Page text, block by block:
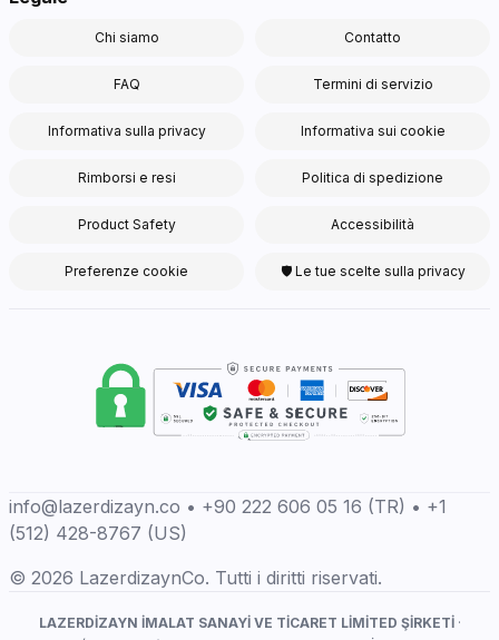
Chi siamo Contatto
FAQ Termini di servizio
Informativa sulla privacy Informativa sui cookie
Rimborsi e resi Politica di spedizione
Product Safety Accessibilità
Preferenze cookie 🛡 Le tue scelte sulla privacy
info@lazerdizayn.co • +90 222 606 05 16 (TR) • +1
(512) 428-8767 (US)
© 2026 LazerdizaynCo. Tutti i diritti riservati.
LAZERDİZAYN İMALAT SANAYİ VE TİCARET LİMİTED ŞİRKETİ·